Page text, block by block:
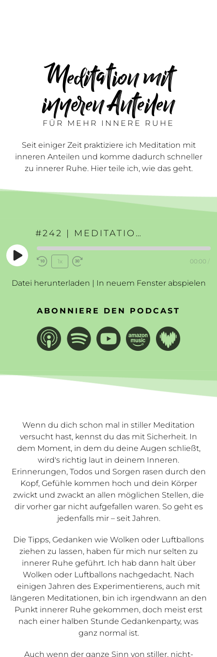
Meditation mit
inneren Anteilen
FÜR MEHR INNERE RUHE
Seit einiger Zeit praktiziere ich Meditation mit
inneren Anteilen und komme dadurch schneller
zu innerer Ruhe. Hier teile ich, wie das geht.
#242 | MEDITATION MIT INNEREN ANTEILEN
Play
EpisodeRewind
Seconds
1x
30
00:00 /
Datei herunterladen | In neuem Fenster abspielen
ABONNIERE DEN PODCAST
Wenn du dich schon mal in stiller Meditation
versucht hast, kennst du das mit Sicherheit. In
dem Moment, in dem du deine Augen schließt,
wird's richtig laut in deinem Inneren.
Erinnerungen, Todos und Sorgen rasen durch den
Kopf, Gefühle kommen hoch und dein Körper
zwickt und zwackt an allen möglichen Stellen, die
dir vorher gar nicht aufgefallen waren. So geht es
jedenfalls mir – seit Jahren.
Die Tipps, Gedanken wie Wolken oder Luftballons
ziehen zu lassen, haben für mich nur selten zu
innerer Ruhe geführt. Ich hab dann halt über
Wolken oder Luftballons nachgedacht. Nach
einigen Jahren des Experimentierens, auch mit
längeren Meditationen, bin ich irgendwann an den
Punkt innerer Ruhe gekommen, doch meist erst
nach einer halben Stunde Gedankenparty, was
ganz normal ist.
Auch wenn der ganze Sinn von stiller, nicht-